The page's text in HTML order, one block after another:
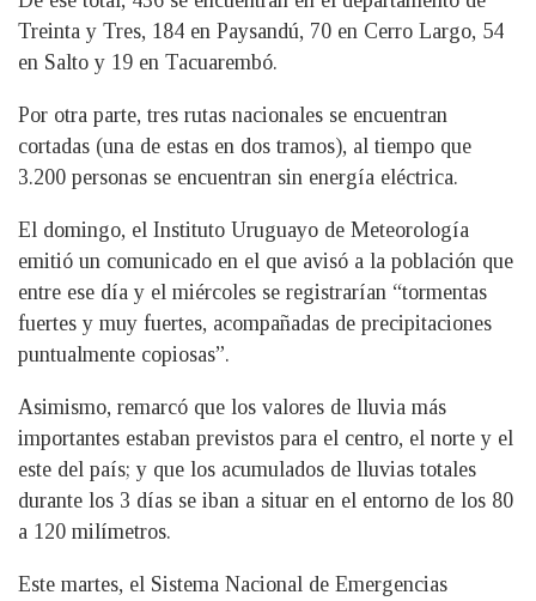
Treinta y Tres, 184 en Paysandú, 70 en Cerro Largo, 54
en Salto y 19 en Tacuarembó.
Por otra parte, tres rutas nacionales se encuentran
cortadas (una de estas en dos tramos), al tiempo que
3.200 personas se encuentran sin energía eléctrica.
El domingo, el Instituto Uruguayo de Meteorología
emitió un comunicado en el que avisó a la población que
entre ese día y el miércoles se registrarían “tormentas
fuertes y muy fuertes, acompañadas de precipitaciones
puntualmente copiosas”.
Asimismo, remarcó que los valores de lluvia más
importantes estaban previstos para el centro, el norte y el
este del país; y que los acumulados de lluvias totales
durante los 3 días se iban a situar en el entorno de los 80
a 120 milímetros.
Este martes, el Sistema Nacional de Emergencias